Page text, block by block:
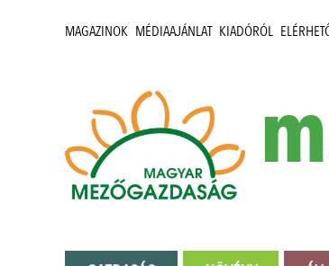
MAGAZINOK MÉDIAAJÁNLAT KIADÓRÓL